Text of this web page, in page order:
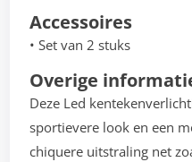
Accessoires
• Set van 2 stuks
Overige
Deze Led
sportievere look en een
chiquere uitstraling net